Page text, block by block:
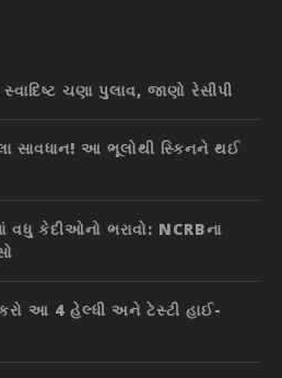
ચણા પુલાવ, જાણો રેસીપી
સાવધાન! આ ભૂલોથી સ્કિનને થઈ
વધુ કેદીઓનો ભરાવો: NCRBના
કરો આ 4 હેલ્ધી અને ટેસ્ટી હાઈ-